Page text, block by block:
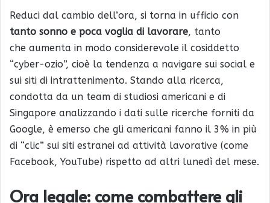
Reduci dal cambio dell’ora, si torna in ufficio con
tanto sonno e poca voglia di lavorare, tanto
che aumenta in modo considerevole il cosiddetto
“cyber-ozio”, cioè la tendenza a navigare sui social e
sui siti di intrattenimento. Stando alla ricerca,
condotta da un team di studiosi americani e di
Singapore analizzando i dati sulle ricerche forniti da
Google, è emerso che gli americani fanno il 3% in più
di “clic” sui siti estranei ad attività lavorative (come
Facebook, YouTube) rispetto ad altri lunedì del mese.
Ora legale: come combattere gli